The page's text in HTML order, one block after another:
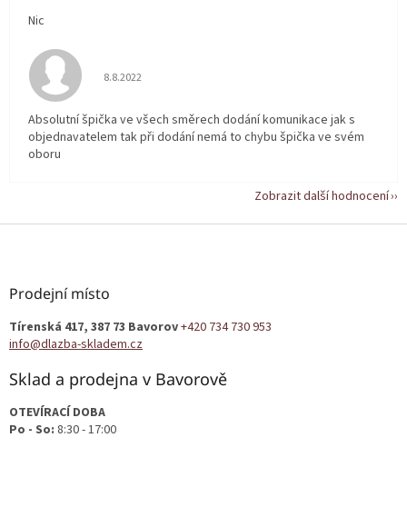
Nic
Hodnocení obchodu je 5 z 5 hvězdiček.
8.8.2022
Absolutní špička ve všech směrech dodání komunikace jak s
objednavatelem tak při dodání nemá to chybu špička ve svém
oboru
Zobrazit další hodnocení
Z
Prodejní místo
Tírenská 417, 387 73 Bavorov+420 734 730 953
info@dlazba-skladem.cz
Sklad a prodejna v Bavorově
OTEVÍRACÍ DOBA
Po - So: 8:30 - 17:00